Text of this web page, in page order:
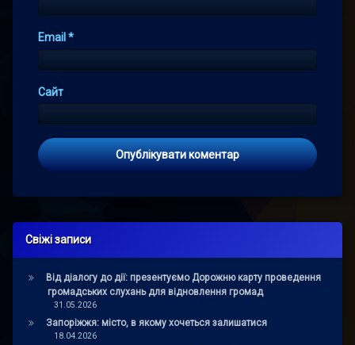
Email *
Сайт
Свіжі записи
Від діалогу до дії: презентуємо Дорожню карту проведення
громадських слухань для відновлення громад
31.05.2026
Запоріжжя: місто, в якому хочеться залишатися
18.04.2026